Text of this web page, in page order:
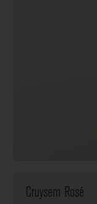
Cruysem Rosé